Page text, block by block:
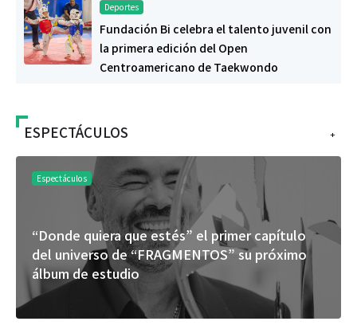
Deportes
Fundación Bi celebra el talento juvenil con
la primera edición del Open
Centroamericano de Taekwondo
+
ESPECTÁCULOS
Espectáculos
“Donde quiera que estés” el primer capítulo
del universo de “FRAGMENTOS” su próximo
álbum de estudio